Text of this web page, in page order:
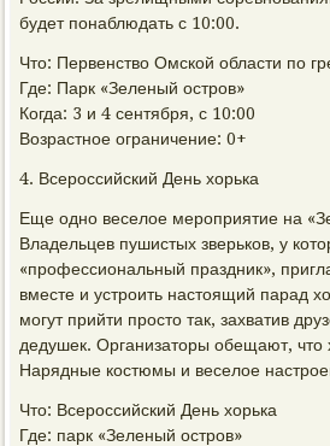
будет понаблюдать с 10:00.
Что: Первенство Омской области по
Где: Парк «Зеленый остров»
Когда: 3 и 4 сентября, с 10:00
Возрастное ограничение: 0+
4. Всероссийский День хорька
Еще одно веселое мероприятие на
Владельцев пушистых зверьков, у
«профессиональный праздник»,
вместе и устроить настоящий парад
могут прийти просто так, захватив
дедушек. Организаторы обещают, что
Нарядные костюмы и веселое
Что: Всероссийский День хорька
Где: парк «Зеленый остров»